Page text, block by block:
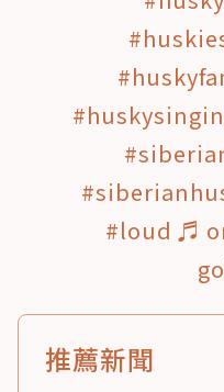
#loud ♬
推薦新聞